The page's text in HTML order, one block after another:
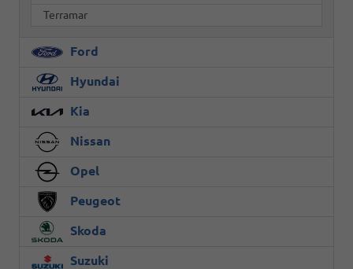
Terramar
Ford
Hyundai
Kia
Nissan
Opel
Peugeot
Skoda
Suzuki